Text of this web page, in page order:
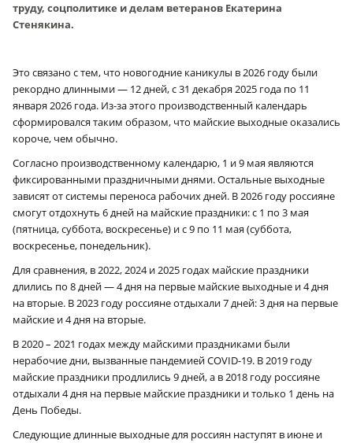
труду, соцполитике и делам ветеранов Екатерина
Стенякина.
Это связано с тем, что новогодние каникулы в 2026 году были
рекордно длинными — 12 дней, с 31 декабря 2025 года по 11
января 2026 года. Из-за этого производственный календарь
сформировался таким образом, что майские выходные оказались
короче, чем обычно.
Согласно производственному календарю, 1 и 9 мая являются
фиксированными праздничными днями. Остальные выходные
зависят от системы переноса рабочих дней. В 2026 году россияне
смогут отдохнуть 6 дней на майские праздники: с 1 по 3 мая
(пятница, суббота, воскресенье) и с 9 по 11 мая (суббота,
воскресенье, понедельник).
Для сравнения, в 2022, 2024 и 2025 годах майские праздники
длились по 8 дней — 4 дня на первые майские выходные и 4 дня
на вторые. В 2023 году россияне отдыхали 7 дней: 3 дня на первые
майские и 4 дня на вторые.
В 2020 – 2021 годах между майскими праздниками были
нерабочие дни, вызванные пандемией COVID-19. В 2019 году
майские праздники продлились 9 дней, а в 2018 году россияне
отдыхали 4 дня на первые майские праздники и только 1 день на
День Победы.
Следующие длинные выходные для россиян наступят в июне и